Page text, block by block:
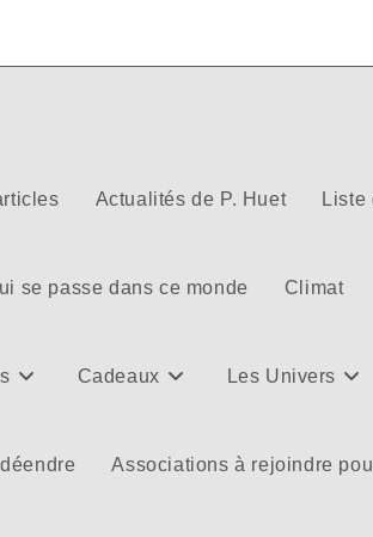
Actualités de P. Huet Liste
se passe dans ce monde Climat
Cadeaux Les Univers
Associations à rejoindre